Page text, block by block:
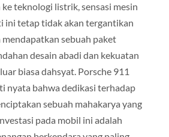
teknologi listrik, sensasi mesin
ini tetap tidak akan tergantikan
sebuah paket
desain abadi dan kekuatan
biasa dahsyat. Porsche 911
nyata bahwa dedikasi terhadap
sebuah mahakarya yang
pada mobil ini adalah